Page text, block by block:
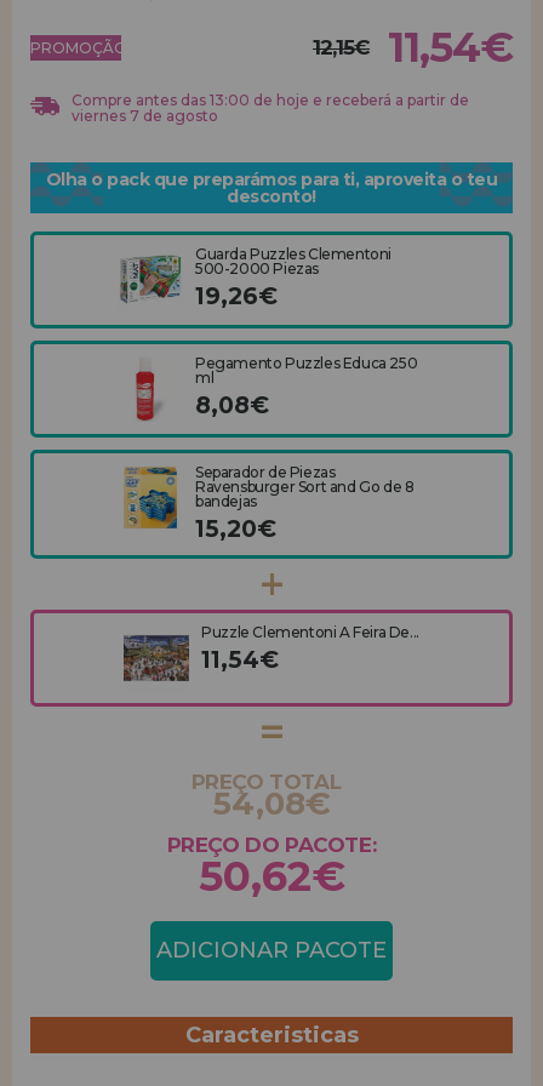
REGISTRO DE REVENDEDOR
PROMOÇÃO! 12,15€ 11,54€
Compre antes das 13:00 de hoje e receberá a partir de
viernes 7 de agosto
Olha o pack que preparámos para ti, aproveita o teu
desconto!
Guarda Puzzles Clementoni
500-2000 Piezas
19,26€
Pegamento Puzzles Educa 250
ml
8,08€
Separador de Piezas
Ravensburger Sort and Go de 8
bandejas
15,20€
Puzzle Clementoni A Feira De...
11,54€
PREÇO TOTAL
54,08€
PREÇO DO PACOTE:
50,62€
ADICIONAR PACOTE
Caracteristicas